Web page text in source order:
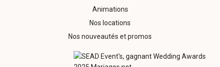
Animations
Nos locations
Nos nouveautés et promos